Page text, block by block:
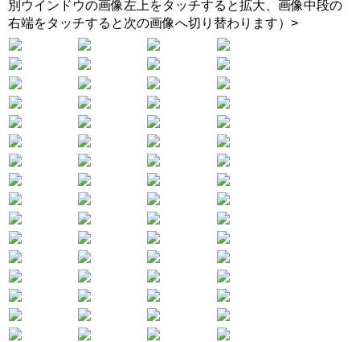
別ウインドウの画像左上をタッチすると拡大、画像中段の
右端をタッチすると次の画像へ切り替わります）>